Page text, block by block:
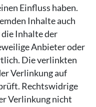
Einfluss haben.
Inhalte auch
die Inhalte der
Anbieter oder
Die verlinkten
Verlinkung auf
Rechtswidrige
Verlinkung nicht